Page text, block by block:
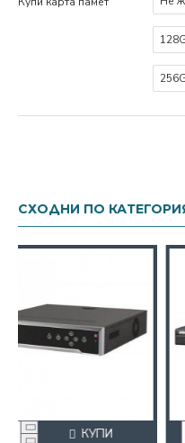
СХОДНИ ПО
КУПИ